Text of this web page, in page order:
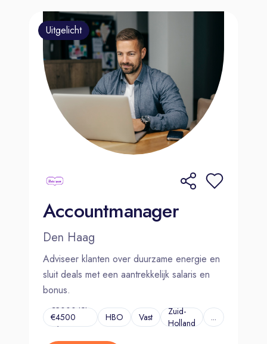
Uitgelicht
Accountmanager
Den Haag
Adviseer klanten over duurzame energie en
sluit deals met een aantrekkelijk salaris en
bonus.
€3000 tot
€4500
p/m
HBO Vast
Zuid-
Holland
...